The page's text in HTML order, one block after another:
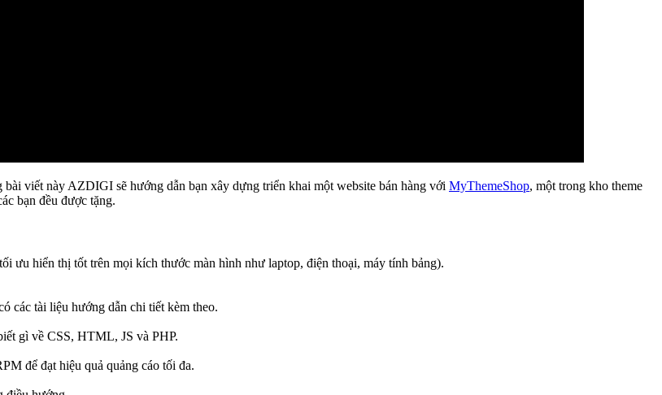
viết này AZDIGI sẽ hướng dẫn bạn xây dựng triển khai một website bán hàng với MyThemeShop, một trong kho theme
bạn đều được tặng.
ưu hiển thị tốt trên mọi kích thước màn hình như laptop, điện thoại, máy tính bảng).
các tài liệu hướng dẫn chi tiết kèm theo.
gì về CSS, HTML, JS và PHP.
để đạt hiệu quả quảng cáo tối đa.